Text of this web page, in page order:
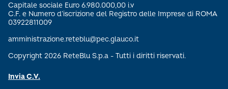
Capitale sociale Euro 6.980.000,00 i.v
C.F. e Numero d’iscrizione del Registro delle Imprese di ROMA
03922811009
amministrazione.reteblu@pec.glauco.it
Copyright 2026 ReteBlu S.p.a - Tutti i diritti riservati.
Invia C.V.